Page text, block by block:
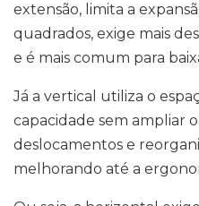
extensão, limita a
quadrados, exige mais
e é mais comum para
Já a vertical utiliza o
capacidade sem ampliar
deslocamentos e
melhorando até a